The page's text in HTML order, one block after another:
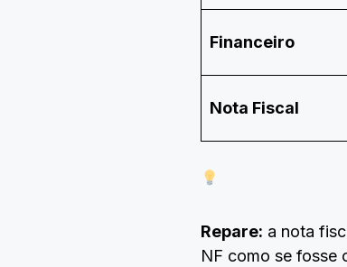
Financeiro
Nota Fiscal
Repare: a nota
NF como se fosse